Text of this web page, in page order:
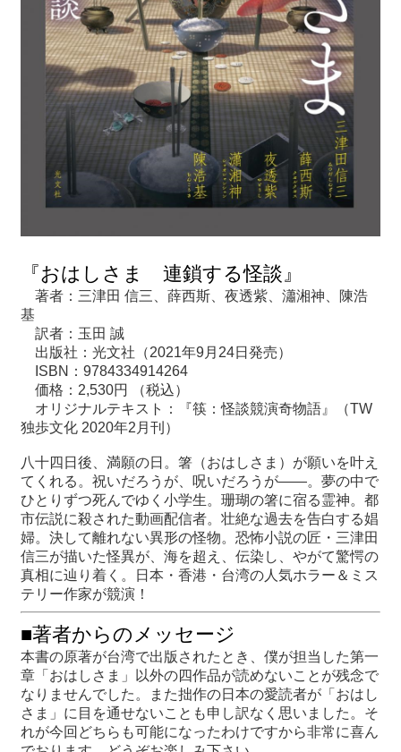
『おはしさま 連鎖する怪談』
著者：三津田 信三、薛西斯、夜透紫、瀟湘神、陳浩
基
訳者：玉田 誠
出版社：光文社（2021年9月24日発売）
ISBN：9784334914264
価格：2,530円 （税込）
オリジナルテキスト：『筷：怪談競演奇物語』（TW
独歩文化 2020年2月刊）
八十四日後、満願の日。箸（おはしさま）が願いを叶え
てくれる。祝いだろうが、呪いだろうが――。夢の中で
ひとりずつ死んでゆく小学生。珊瑚の箸に宿る霊神。都
市伝説に殺された動画配信者。壮絶な過去を告白する娼
婦。決して離れない異形の怪物。恐怖小説の匠・三津田
信三が描いた怪異が、海を超え、伝染し、やがて驚愕の
真相に辿り着く。日本・香港・台湾の人気ホラー＆ミス
テリー作家が競演！
■著者からのメッセージ
本書の原著が台湾で出版されたとき、僕が担当した第一
章「おはしさま」以外の四作品が読めないことが残念で
なりませんでした。また拙作の日本の愛読者が「おはし
さま」に目を通せないことも申し訳なく思いました。そ
れが今回どちらも可能になったわけですから非常に喜ん